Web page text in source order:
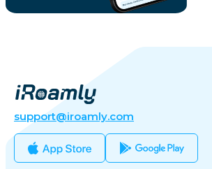
support@iroamly.com